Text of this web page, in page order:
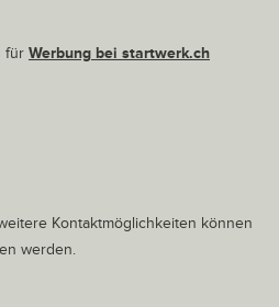
für Werbung bei startwerk.ch
Kontaktmöglichkeiten können
werden.